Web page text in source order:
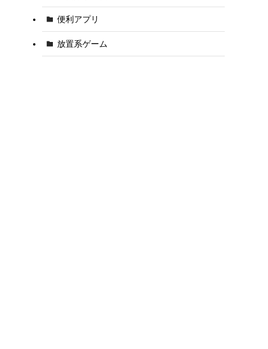
便利アプリ
放置系ゲーム